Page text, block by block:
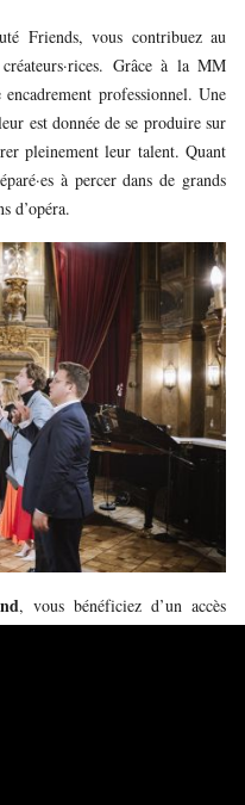
Friends, vous contribuez au
Grâce à la MM
professionnel. Une
est donnée de se produire sur
pleinement leur talent. Quant
à percer dans de grands
d’opéra.
, vous bénéficiez d’un accès